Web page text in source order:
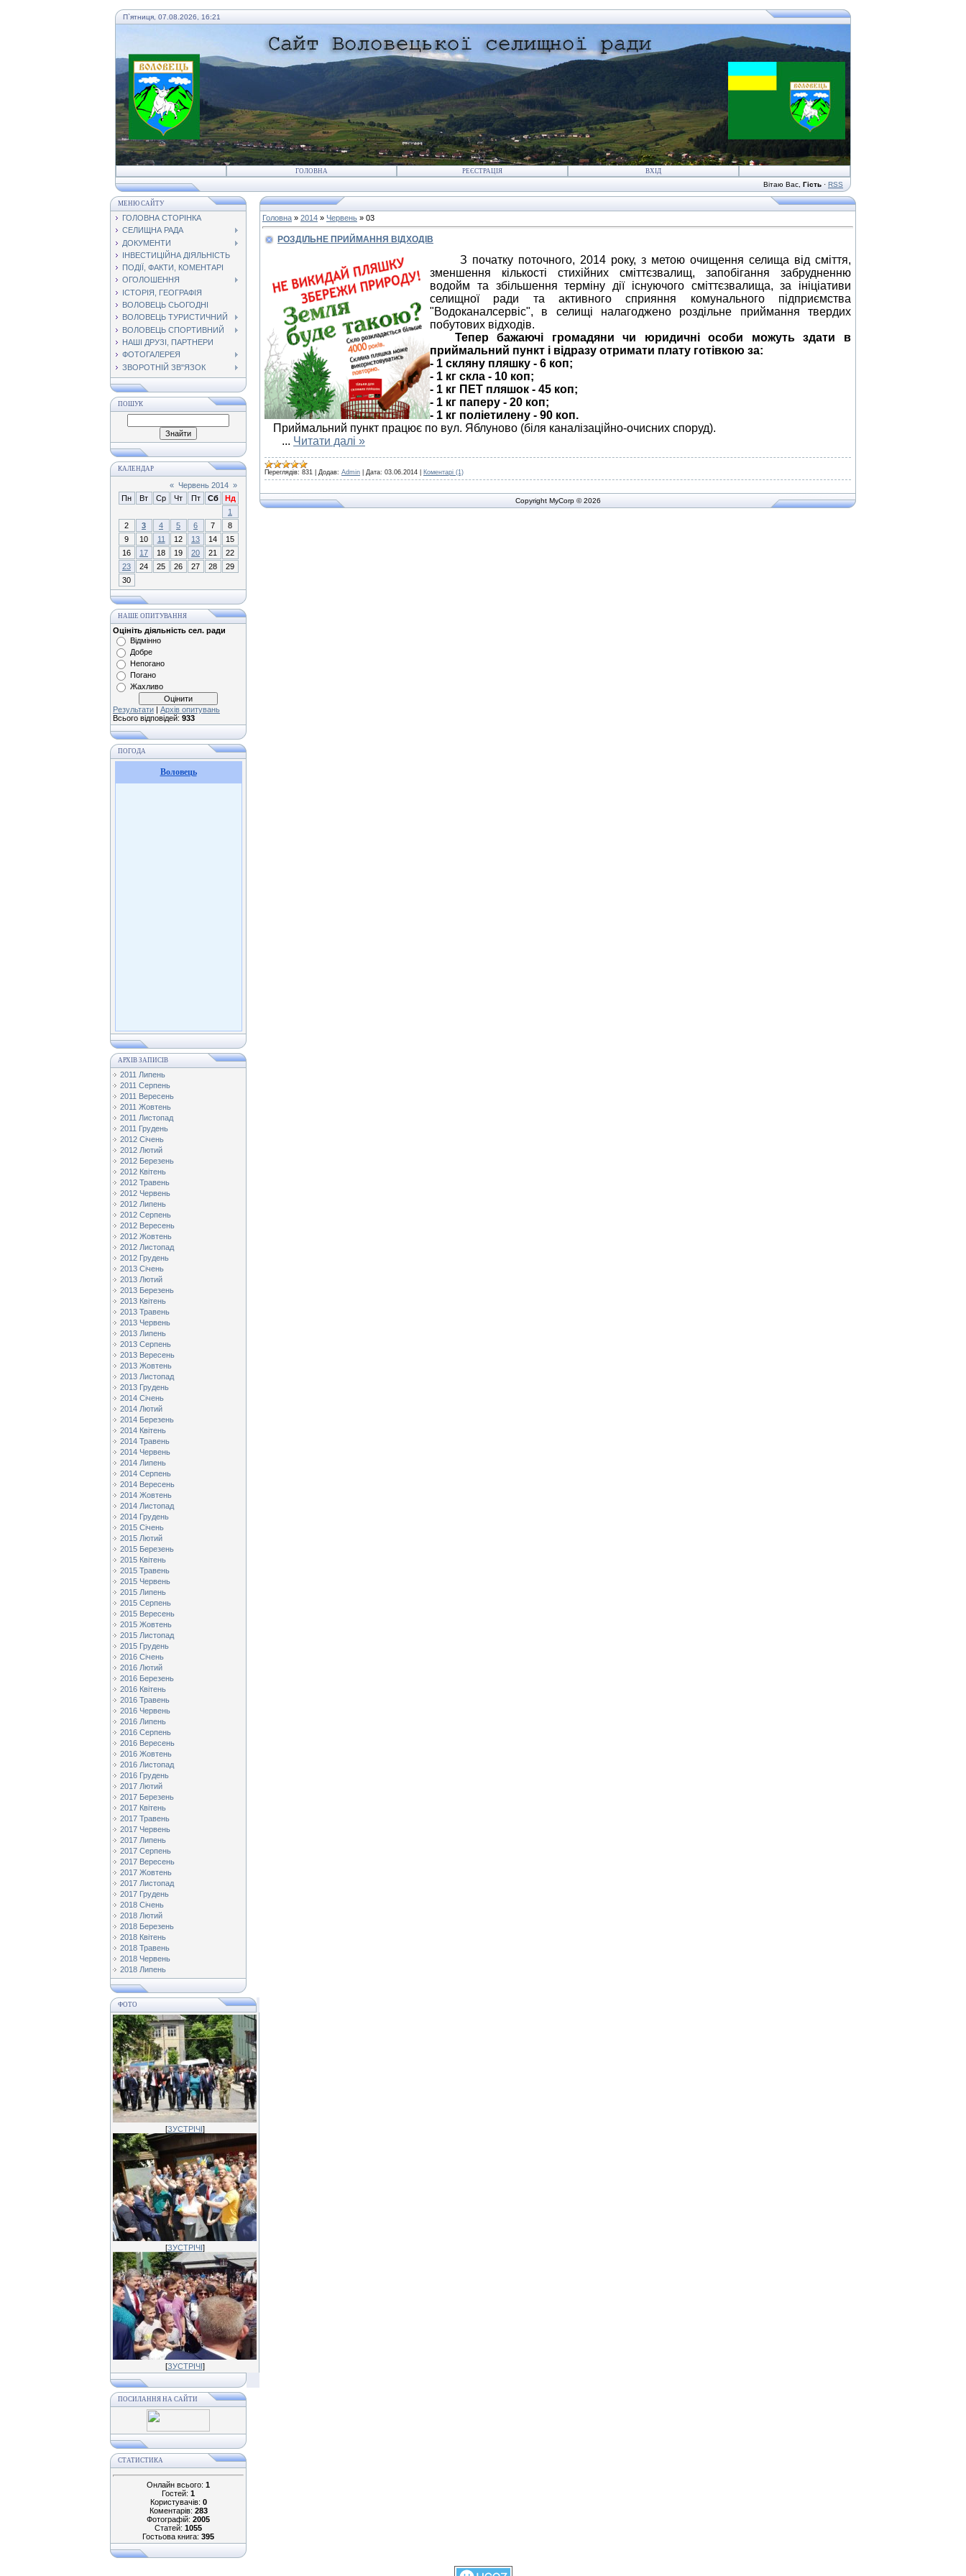
П`ятниця, 07.08.2026, 16:21
ГОЛОВНА РЕЄСТРАЦІЯ ВХІД
Вітаю Вас Гість · RSS
МЕНЮ САЙТУ
ГОЛОВНА СТОРІНКА
СЕЛИЩНА РАДА
ДОКУМЕНТИ
ІНВЕСТИЦІЙНА ДІЯЛЬНІСТЬ
ПОДІЇ, ФАКТИ, КОМЕНТАРІ
ОГОЛОШЕННЯ
ІСТОРІЯ, ГЕОГРАФІЯ
ВОЛОВЕЦЬ СЬОГОДНІ
ВОЛОВЕЦЬ ТУРИСТИЧНИЙ
ВОЛОВЕЦЬ СПОРТИВНИЙ
НАШІ ДРУЗІ, ПАРТНЕРИ
ФОТОГАЛЕРЕЯ
ЗВОРОТНІЙ ЗВ"ЯЗОК
ПОШУК
КАЛЕНДАР
« Червень 2014 »
Пн
Вт Ср Чт Пт Сб
Нд
1
2
3 4 5 6 7
8
9
10 11 12 13 14
15
16
17 18 19 20 21
22
23
24 25 26 27 28
29
30
НАШЕ ОПИТУВАННЯ
Оцініть діяльність сел. ради
Відмінно
Добре
Непогано
Погано
Жахливо
Результати | Архів опитувань
Всього відповідей: 933
ПОГОДА
Воловець
АРХІВ ЗАПИСІВ
2011 Липень
2011 Серпень
2011 Вересень
2011 Жовтень
2011 Листопад
2011 Грудень
2012 Січень
2012 Лютий
2012 Березень
2012 Квітень
2012 Травень
2012 Червень
2012 Липень
2012 Серпень
2012 Вересень
2012 Жовтень
2012 Листопад
2012 Грудень
2013 Січень
2013 Лютий
2013 Березень
2013 Квітень
2013 Травень
2013 Червень
2013 Липень
2013 Серпень
2013 Вересень
2013 Жовтень
2013 Листопад
2013 Грудень
2014 Січень
2014 Лютий
2014 Березень
2014 Квітень
2014 Травень
2014 Червень
2014 Липень
2014 Серпень
2014 Вересень
2014 Жовтень
2014 Листопад
2014 Грудень
2015 Січень
2015 Лютий
2015 Березень
2015 Квітень
2015 Травень
2015 Червень
2015 Липень
2015 Серпень
2015 Вересень
2015 Жовтень
2015 Листопад
2015 Грудень
2016 Січень
2016 Лютий
2016 Березень
2016 Квітень
2016 Травень
2016 Червень
2016 Липень
2016 Серпень
2016 Вересень
2016 Жовтень
2016 Листопад
2016 Грудень
2017 Лютий
2017 Березень
2017 Квітень
2017 Травень
2017 Червень
2017 Липень
2017 Серпень
2017 Вересень
2017 Жовтень
2017 Листопад
2017 Грудень
2018 Січень
2018 Лютий
2018 Березень
2018 Квітень
2018 Травень
2018 Червень
2018 Липень
ФОТО
[ЗУСТРІЧІ]
[ЗУСТРІЧІ]
[ЗУСТРІЧІ]
ПОСИЛАННЯ НА САЙТИ
СТАТИСТИКА
Онлайн всього: 1
Гостей: 1
Користувачів: 0
Коментарів: 283
Фотографій: 2005
Статей: 1055
Гостьова книга: 395
Головна » 2014 » Червень » 03
РОЗДІЛЬНЕ ПРИЙМАННЯ ВІДХОДІВ
З початку поточного, 2014 року, з метою очищення селища від сміття,
зменшення кількості стихійних сміттєзвалищ, запобігання забрудненню
водойм та збільшення терміну дії існуючого сміттєзвалища, за ініціативи
селищної ради та активного сприяння комунального підприємства
"Водоканалсервіс", в селищі налагоджено роздільне приймання твердих
побутових відходів.
Тепер бажаючі громадяни чи юридичні особи можуть здати в
приймальний пункт і відразу отримати плату готівкою за:
- 1 скляну пляшку - 6 коп;
- 1 кг скла - 10 коп;
- 1 кг ПЕТ пляшок - 45 коп;
- 1 кг паперу - 20 коп;
- 1 кг поліетилену - 90 коп.
Приймальний пункт працює по вул. Яблуново (біля каналізаційно-очисних споруд).
... Читати далі »
Переглядів: 831 Додав: Admin Дата: 03.06.2014 Коментарі (1)
Copyright MyCorp © 2026